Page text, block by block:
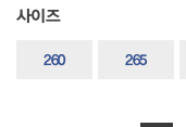
사이즈
260 265